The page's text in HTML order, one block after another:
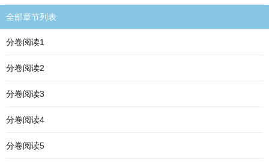
全部章节列表
分卷阅读1
分卷阅读2
分卷阅读3
分卷阅读4
分卷阅读5